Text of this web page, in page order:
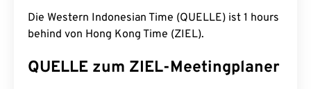
Die Western Indonesian Time (QUELLE) ist 1 hours
behind von Hong Kong Time (ZIEL).
QUELLE zum ZIEL-Meetingplaner